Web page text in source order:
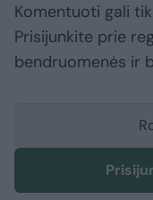
Komentuoti gali
Prisijunkite prie
bendruomenės ir